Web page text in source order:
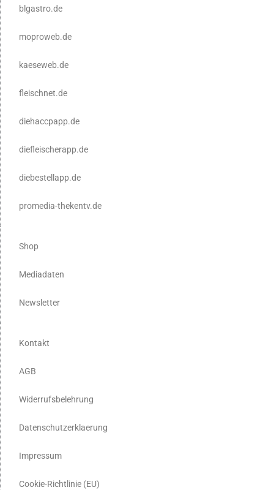
blgastro.de
moproweb.de
kaeseweb.de
fleischnet.de
diehaccpapp.de
diefleischerapp.de
diebestellapp.de
promedia-thekentv.de
Shop
Mediadaten
Newsletter
Kontakt
AGB
Widerrufsbelehrung
Datenschutzerklaerung
Impressum
Cookie-Richtlinie (EU)